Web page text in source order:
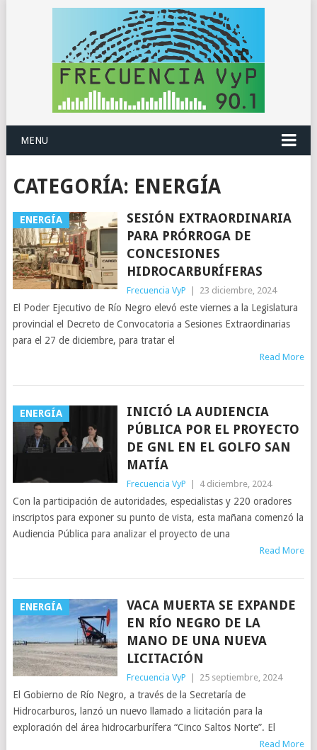
MENU
CATEGORÍA: ENERGÍA
ENERGÍA
SESIÓN EXTRAORDINARIA
PARA PRÓRROGA DE
CONCESIONES
HIDROCARBURÍFERAS
Frecuencia VyP 23 diciembre, 2024
El Poder Ejecutivo de Río Negro elevó este viernes a la Legislatura
provincial el Decreto de Convocatoria a Sesiones Extraordinarias
para el 27 de diciembre, para tratar el
Read More
ENERGÍA
INICIÓ LA AUDIENCIA
PÚBLICA POR EL PROYECTO
DE GNL EN EL GOLFO SAN
MATÍA
Frecuencia VyP 4 diciembre, 2024
Con la participación de autoridades, especialistas y 220 oradores
inscriptos para exponer su punto de vista, esta mañana comenzó la
Audiencia Pública para analizar el proyecto de una
Read More
ENERGÍA
VACA MUERTA SE EXPANDE
EN RÍO NEGRO DE LA
MANO DE UNA NUEVA
LICITACIÓN
Frecuencia VyP 25 septiembre, 2024
El Gobierno de Río Negro, a través de la Secretaría de
Hidrocarburos, lanzó un nuevo llamado a licitación para la
exploración del área hidrocarburífera “Cinco Saltos Norte”. El
Read More